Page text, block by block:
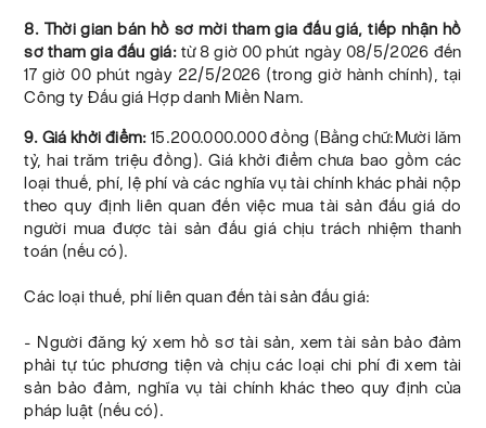
8. Thời gian bán hồ sơ mời tham gia đấu giá, tiếp nhận hồ
sơ tham gia đấu giá:từ 8 giờ 00 phút ngày 08/5/2026 đến
17 giờ 00 phút ngày 22/5/2026 (trong giờ hành chính), tại
Công ty Đấu giá Hợp danh Miền Nam.
9. Giá khởi điểm: 15.200.000.000 đồng (Bằng chữ:Mười lăm
tỷ, hai trăm triệu đồng). Giá khởi điểm chưa bao gồm các
loại thuế, phí, lệ phí và các nghĩa vụ tài chính khác phải nộp
theo quy định liên quan đến việc mua tài sản đấu giá do
người mua được tài sản đấu giá chịu trách nhiệm thanh
toán (nếu có).
Các loại thuế, phí liên quan đến tài sản đấu giá:
- Người đăng ký xem hồ sơ tài sản, xem tài sản bảo đảm
phải tự túc phương tiện và chịu các loại chi phí đi xem tài
sản bảo đảm, nghĩa vụ tài chính khác theo quy định của
pháp luật (nếu có).